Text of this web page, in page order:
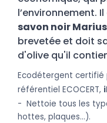
l’environnement.
savon noir
brevetée et doit
d'olive qu'il
Ecodétergent certifié
référentiel ECOCERT,
- Nettoie tous les
hottes, plaques…).